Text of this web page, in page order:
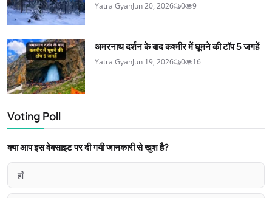
Yatra GyanJun 20, 2026 0 9
अमरनाथ दर्शन के बाद कश्मीर में घूमने की टॉप 5 जगहें
Yatra GyanJun 19, 2026 0 16
Voting Poll
क्या आप इस वेबसाइट पर दी गयी जानकारी से खुश है?
हाँ